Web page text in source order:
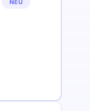
NEU